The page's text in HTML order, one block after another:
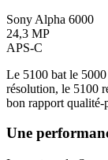
Sony Alpha 6000
24,3 MP
APS-C
Le 5100 bat le
résolution, le 5100
bon rapport qualité-
Une